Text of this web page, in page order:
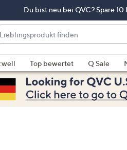
Du bist neu bei QVC? Spare
Top bewertet Q Sale